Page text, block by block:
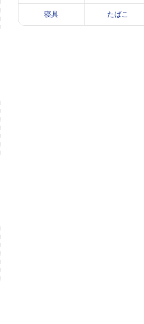
寝具 たばこ